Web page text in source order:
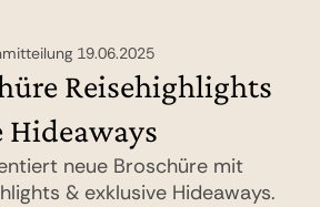
19.06.2025
Reisehighlights
Hideaways
neue Broschüre mit
& exklusive Hideaways.